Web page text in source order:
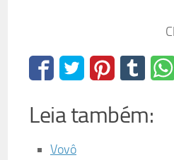
Leia também:
Vovô